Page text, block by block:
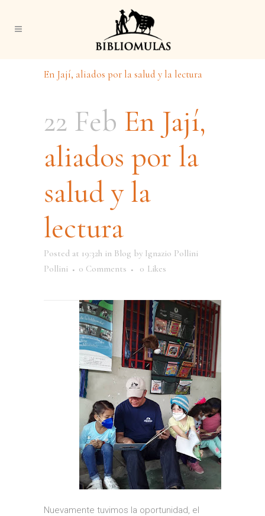
En Jají, aliados por la salud y la lectura
22 Feb En Jají,
aliados por la
salud y la
lectura
Posted at 19:32h in Blog by Ignazio Pollini
Pollini
0 Comments 0 Likes
Nuevamente tuvimos la oportunidad, el